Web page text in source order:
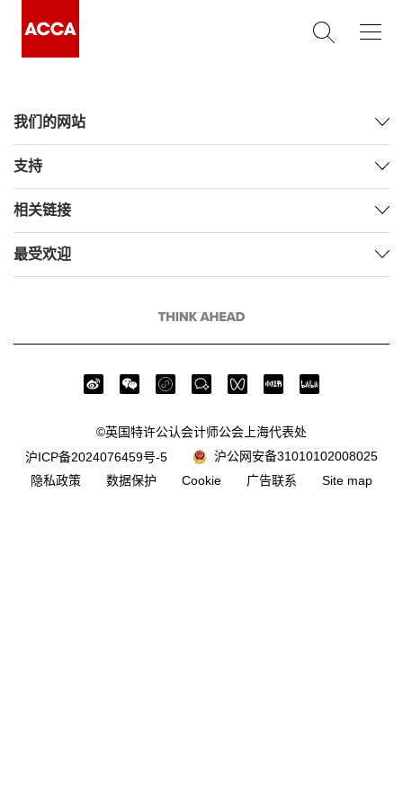
我们的网站
支持
相关链接
最受欢迎
©英国特许公认会计师公会上海代表处
沪ICP备2024076459号-5
沪公网安备31010102008025
隐私政策
数据保护 Cookie 广告联系 Site map